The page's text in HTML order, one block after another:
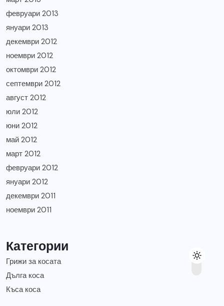
февруари 2013
януари 2013
декември 2012
ноември 2012
октомври 2012
септември 2012
август 2012
юли 2012
юни 2012
май 2012
март 2012
февруари 2012
януари 2012
декември 2011
ноември 2011
Категории
Грижи за косата
Дълга коса
Къса коса